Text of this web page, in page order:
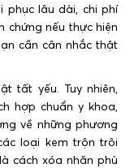
phục lâu dài, chi phí
chứng nếu thực hiện
cần cân nhắc thật
tất yếu. Tuy nhiên,
hợp chuẩn y khoa,
về những phương
loại kem trộn trôi
cách xóa nhăn phù